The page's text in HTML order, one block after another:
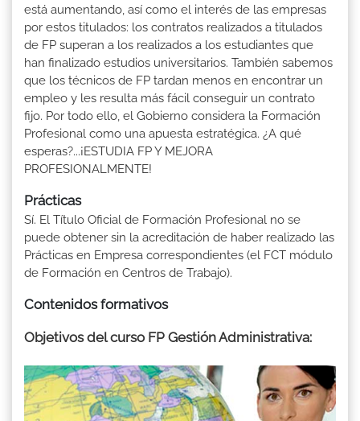
está aumentando, así como el interés de las empresas
por estos titulados: los contratos realizados a titulados
de FP superan a los realizados a los estudiantes que
han finalizado estudios universitarios. También sabemos
que los técnicos de FP tardan menos en encontrar un
empleo y les resulta más fácil conseguir un contrato
fijo. Por todo ello, el Gobierno considera la Formación
Profesional como una apuesta estratégica. ¿A qué
esperas?...¡ESTUDIA FP Y MEJORA
PROFESIONALMENTE!
Prácticas
Sí. El Título Oficial de Formación Profesional no se
puede obtener sin la acreditación de haber realizado las
Prácticas en Empresa correspondientes (el FCT módulo
de Formación en Centros de Trabajo).
Contenidos formativos
Objetivos del curso FP Gestión Administrativa: